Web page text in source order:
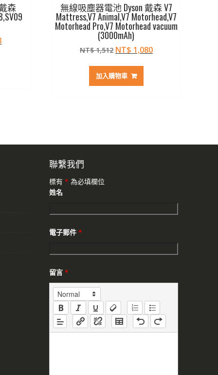
森
目
無線吸塵器電池 Dyson 戴森 V7
Mattress,V7 Animal,V7 Motorhead,V7
Motorhead Pro,V7 Motorhead vacuum
(3000mAh)
NT$1,512 原
價
格：
NT$ 1,080目
加入購物車
聯繫我們
標有 * 為必填欄位
姓名
電子郵件 *
留言 *